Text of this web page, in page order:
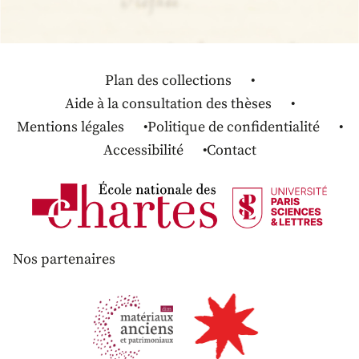
Plan des collections
Aide à la consultation des thèses
Mentions légales
Politique de confidentialité
Accessibilité
Contact
Nos partenaires